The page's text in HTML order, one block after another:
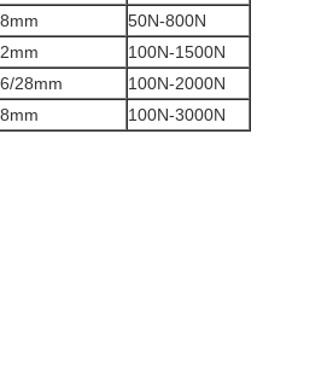
50N-800N
100N-1500N
28mm
100N-2000N
100N-3000N